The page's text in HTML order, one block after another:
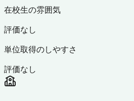
在校生の雰囲気
評価なし
単位取得のしやすさ
評価なし